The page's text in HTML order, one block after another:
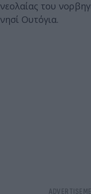
νεολαίας του
νησί Ουτόγια.